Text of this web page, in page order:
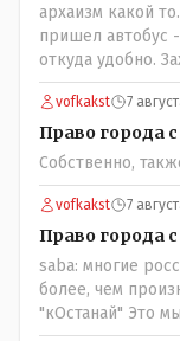
архаизм какой
пришел автобус
откуда удобно.
либо платишь
либо кондуктор
разгружен от
Кондуктор -
места. Сколько
когда водитель
контролировать
сдачу выдавать.
регрессом рука
умудряемся
vofkakst 7
Право города
Собственно,
vofkakst 7
Право города
saba: многие
более, чем
"кОстанай" Это